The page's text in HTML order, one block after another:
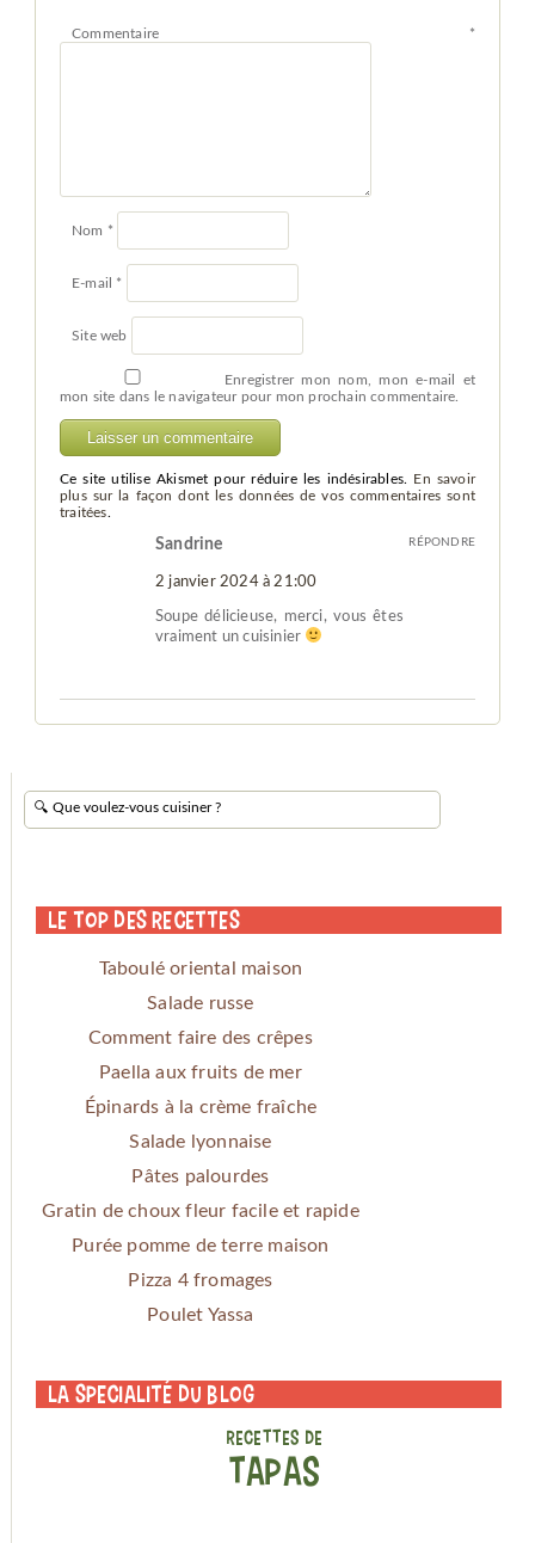
Commentaire *
Nom *
E-mail *
Site web
Enregistrer mon nom, mon e-mail et
mon site dans le navigateur pour mon prochain commentaire.
Ce site utilise Akismet pour réduire les indésirables. En savoir
plus sur la façon dont les données de vos commentaires sont
traitées.
Sandrine
2 janvier 2024 à 21:00
Soupe délicieuse, merci, vous êtes
vraiment un cuisinier
RÉPONDRE
Le Top des Recettes
Taboulé oriental maison
Salade russe
Comment faire des crêpes
Paella aux fruits de mer
Épinards à la crème fraîche
Salade lyonnaise
Pâtes palourdes
Gratin de choux fleur facile et rapide
Purée pomme de terre maison
Pizza 4 fromages
Poulet Yassa
La specialité du blog
RECETTES DE
TAPAS